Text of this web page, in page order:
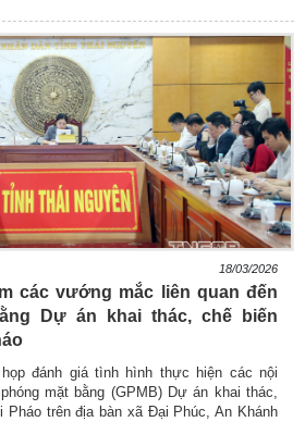
18/03/2026
các vướng mắc liên quan đến
Dự án khai thác, chế biến
đánh giá tình hình thực hiện các nội
mặt bằng (GPMB) Dự án khai thác,
Pháo trên địa bàn xã Đại Phúc, An Khánh